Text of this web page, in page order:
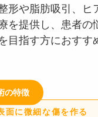
形や脂肪吸引、ヒ
を提供し、患者の
目指す方におすす
の特徴
面に微細な傷を作る